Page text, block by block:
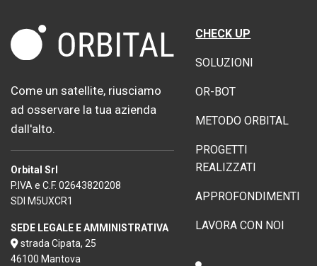
Come un satellite, riusciamo
ad osservare la tua azienda
dall'alto.
Orbital Srl
P.IVA e C.F. 02643820208
SDI M5UXCR1
SEDE LEGALE E AMMINISTRATIVA
strada Cipata, 25
46100 Mantova
CHECK UP
SOLUZIONI
OR-BOT
METODO ORBITAL
PROGETTI
REALIZZATI
APPROFONDIMENTI
LAVORA CON NOI